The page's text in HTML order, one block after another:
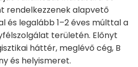
rendelkezzenek alapvető
és legalább 1–2 éves múlttal a
területén. Előnyt
háttér, meglévő cég, B
és helyismeret.